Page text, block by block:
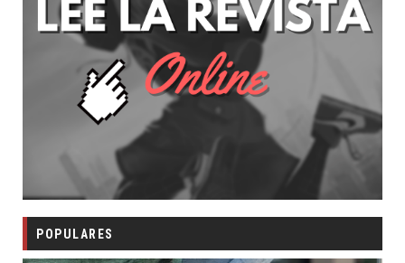
POPULARES